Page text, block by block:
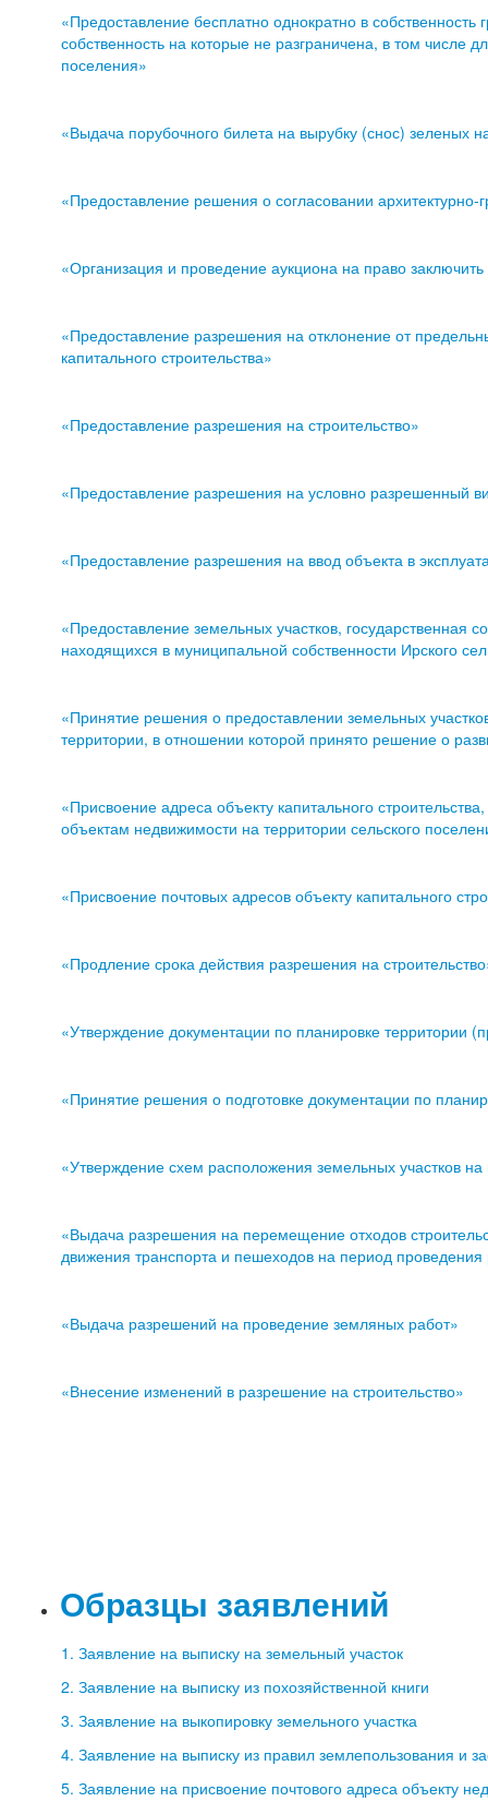
«Предоставление бесплатно однократно в
собственность на которые не разграничена, в том числе
поселения»
«Выдача порубочного билета на вырубку (снос) зеленых
«Предоставление решения о согласовании архитектурно-
«Организация и проведение аукциона на право
«Предоставление разрешения на отклонение от
капитального строительства»
«Предоставление разрешения на строительство»
«Предоставление разрешения на условно разрешенный
«Предоставление разрешения на ввод объекта в
«Предоставление земельных участков, государственная
находящихся в муниципальной собственности Ирского
«Принятие решения о предоставлении земельных
территории, в отношении которой принято решение о
«Присвоение адреса объекту капитального
объектам недвижимости на территории сельского
«Присвоение почтовых адресов объекту капитального
«Продление срока действия разрешения на
«Утверждение документации по планировке территории
«Принятие решения о подготовке документации по
«Утверждение схем расположения земельных участков
«Выдача разрешения на перемещение отходов
движения транспорта и пешеходов на период проведения
«Выдача разрешений на проведение земляных работ»
«Внесение изменений в разрешение на строительство»
Образцы заявлений
1. Заявление на выписку на земельный участок
2. Заявление на выписку из похозяйственной книги
3. Заявление на выкопировку земельного участка
4. Заявление на выписку из правил землепользования и
5. Заявление на присвоение почтового адреса объекту